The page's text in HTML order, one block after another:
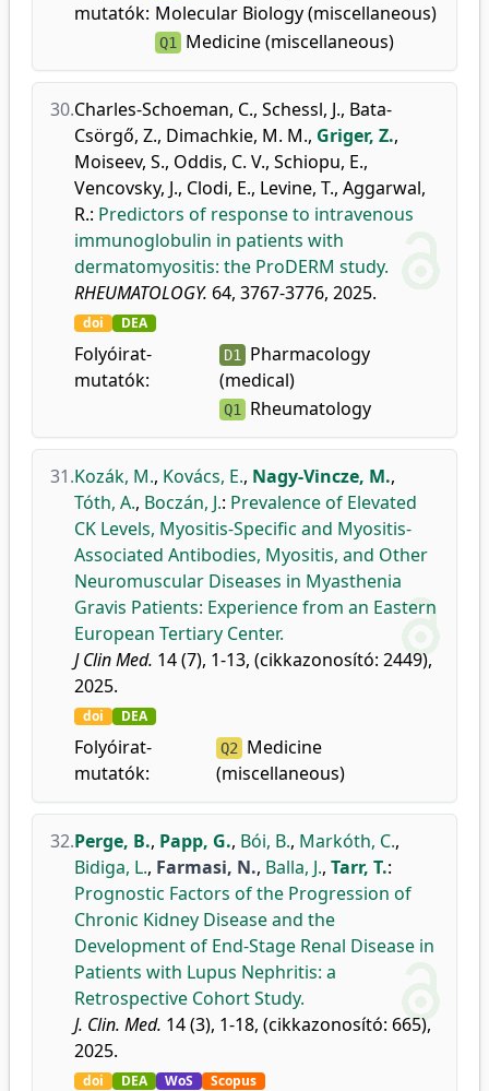
mutatók: Molecular Biology (miscellaneous)
Q1 Medicine (miscellaneous)
30.Charles-Schoeman, C., Schessl, J., Bata-
Csörgő, Z., Dimachkie, M. M., Griger, Z.,
Moiseev, S., Oddis, C. V., Schiopu, E.,
Vencovsky, J., Clodi, E., Levine, T., Aggarwal,
R.: Predictors of response to intravenous
immunoglobulin in patients with
dermatomyositis: the ProDERM study.
RHEUMATOLOGY. 64, 3767-3776, 2025.
doi DEA
Folyóirat-
mutatók:
D1
Pharmacology
(medical)
Q1 Rheumatology
31.Kozák, M., Kovács, E., Nagy-Vincze, M.,
Tóth, A., Boczán, J.: Prevalence of Elevated
CK Levels, Myositis-Specific and Myositis-
Associated Antibodies, Myositis, and Other
Neuromuscular Diseases in Myasthenia
Gravis Patients: Experience from an Eastern
European Tertiary Center.
J Clin Med. 14 (7), 1-13, (cikkazonosító: 2449),
2025.
doi DEA
Folyóirat-
mutatók:
Q2
Medicine
(miscellaneous)
32.Perge, B., Papp, G., Bói, B., Markóth, C.,
Bidiga, L., Farmasi, N., Balla, J., Tarr, T.:
Prognostic Factors of the Progression of
Chronic Kidney Disease and the
Development of End-Stage Renal Disease in
Patients with Lupus Nephritis: a
Retrospective Cohort Study.
J. Clin. Med. 14 (3), 1-18, (cikkazonosító: 665),
2025.
doi DEA WoS Scopus